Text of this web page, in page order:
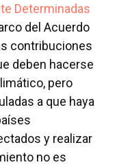
Determinadas
del Acuerdo
contribuciones
deben hacerse
pero
a que haya
y realizar
no es